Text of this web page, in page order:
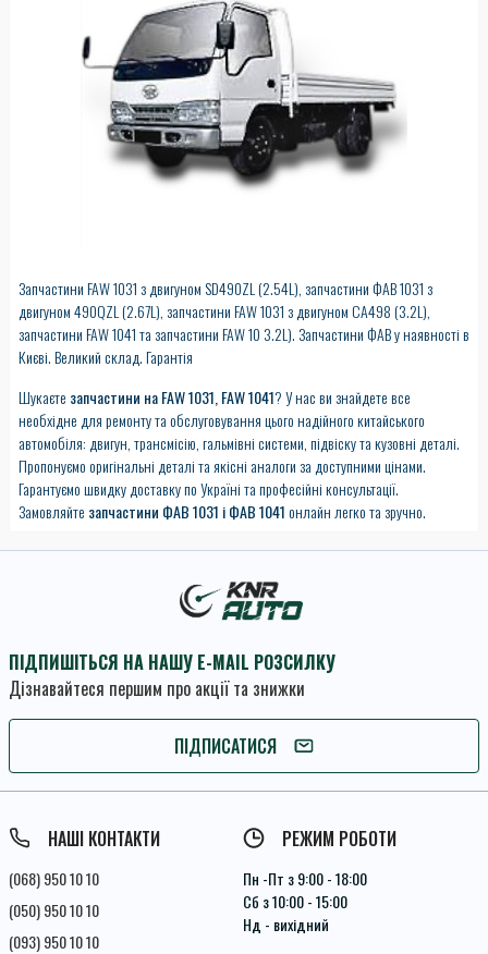
Запчастини FAW 1031 з двигуном SD490ZL (2.54L), запчастини ФАВ 1031 з
двигуном 490QZL (2.67L), запчастини FAW 1031 з двигуном CA498 (3.2L),
запчастини FAW 1041 та запчастини FAW 10 3.2L). Запчастини ФАВ у наявності в
Києві. Великий склад. Гарантія
Шукаєте запчастини на FAW 1031, FAW 1041? У нас ви знайдете все
необхідне для ремонту та обслуговування цього надійного китайського
автомобіля: двигун, трансмісію, гальмівні системи, підвіску та кузовні деталі.
Пропонуємо оригінальні деталі та якісні аналоги за доступними цінами.
Гарантуємо швидку доставку по Україні та професійні консультації.
Замовляйте запчастини ФАВ 1031 і ФАВ 1041онлайн легко та зручно.
ПІДПИШІТЬСЯ НА НАШУ E-MAIL РОЗСИЛКУ
Дізнавайтеся першим про акції та знижки
ПІДПИСАТИСЯ
ПІДПИШІТЬСЯ
Умови угоди
НАШІ КОНТАКТИ
(068) 950 10 10
(050) 950 10 10
(093) 950 10 10
РЕЖИМ РОБОТИ
Пн -Пт з 9:00 - 18:00
Сб з 10:00 - 15:00
Нд - вихідний